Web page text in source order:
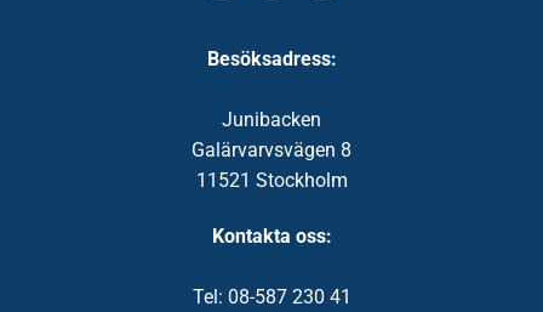
Besöksadress:
Junibacken
Galärvarvsvägen 8
11521 Stockholm
Kontakta oss:
Tel: 08-587 230 41